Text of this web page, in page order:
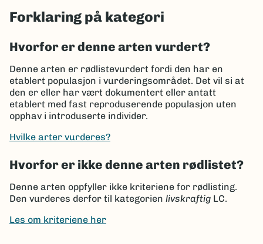
Forklaring på kategori
Hvorfor er denne arten vurdert?
Denne arten er rødlistevurdert fordi den har en
etablert populasjon i vurderingsområdet. Det vil si at
den er eller har vært dokumentert eller antatt
etablert med fast reproduserende populasjon uten
opphav i introduserte individer.
Hvilke arter vurderes?
Hvorfor er ikke denne arten rødlistet?
Denne arten oppfyller ikke kriteriene for rødlisting.
Den vurderes derfor til kategorien livskraftig LC.
Les om kriteriene her